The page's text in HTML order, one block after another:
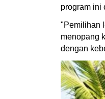
program ini
"Pemilihan
menopang
dengan